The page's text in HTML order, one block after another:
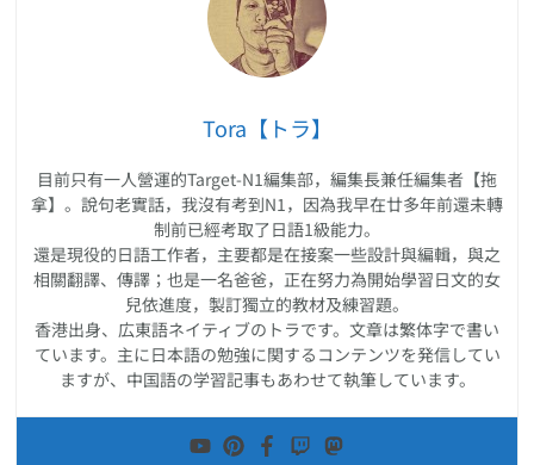
Tora【トラ】
目前只有一人營運的Target-N1編集部，編集長兼任編集者【拖
拿】。說句老實話，我沒有考到N1，因為我早在廿多年前還未轉
制前已經考取了日語1級能力。
還是現役的日語工作者，主要都是在接案一些設計與編輯，與之
相關翻譯、傳譯；也是一名爸爸，正在努力為開始學習日文的女
兒依進度，製訂獨立的教材及練習題。
香港出身、広東語ネイティブのトラです。文章は繁体字で書い
ています。主に日本語の勉強に関するコンテンツを発信してい
ますが、中国語の学習記事もあわせて執筆しています。